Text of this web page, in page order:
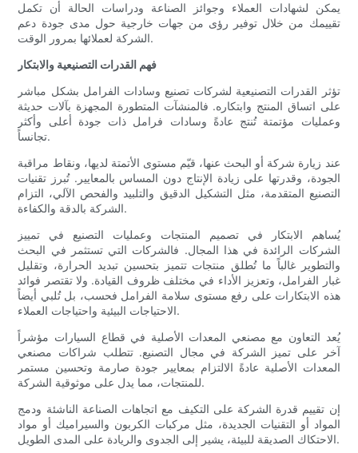
يمكن لشهادات العملاء وجوائز الصناعة ودراسات الحالة أن تكمل
تقييمك من خلال توفير رؤى من جهات خارجية حول مدى جودة دعم
الشركة لعملائها بمرور الوقت.
فهم القدرات التصنيعية والابتكار
تؤثر القدرات التصنيعية لشركات تصنيع وسادات الفرامل بشكل مباشر
على اتساق المنتج وابتكاره. فالمنشآت المتطورة المجهزة بآلات حديثة
وعمليات مؤتمتة تُنتج عادةً وسادات فرامل ذات جودة أعلى وأكثر
تجانساً.
عند زيارة شركة أو البحث عنها، قيّم مستوى الأتمتة لديها، ونقاط مراقبة
الجودة، وقدرتها على زيادة الإنتاج دون المساس بالمعايير. تُبرز تقنيات
التصنيع المتقدمة، مثل التشكيل الدقيق والتلبيد والفحص الآلي، التزام
الشركة بالدقة والكفاءة.
يُساهم الابتكار في تصميم المنتجات وعمليات التصنيع في تمييز
الشركات الرائدة في هذا المجال. فالشركات التي تستثمر في البحث
والتطوير غالباً ما تُطلق منتجات تتميز بتحسين تبديد الحرارة، وتقليل
غبار الفرامل، وتعزيز الأداء في مختلف ظروف القيادة. ولا تقتصر فوائد
هذه الابتكارات على رفع مستوى سلامة الفرامل فحسب، بل تُلبي أيضاً
الاحتياجات البيئية واحتياجات العملاء.
يُعد التعاون مع مصنعي المعدات الأصلية في قطاع السيارات مؤشراً
آخر على تميز الشركة في مجال التصنيع. تتطلب شراكات مصنعي
المعدات الأصلية عادةً الالتزام بمعايير جودة صارمة وتحسين مستمر
للمنتجات، مما يدل على موثوقية الشركة.
إن تقييم قدرة الشركة على التكيف مع اتجاهات الصناعة الناشئة ودمج
المواد أو التقنيات الجديدة، مثل مركبات الكربون والسيراميك أو مواد
الاحتكاك الصديقة للبيئة، يشير إلى الجدوى والريادة على المدى الطويل.